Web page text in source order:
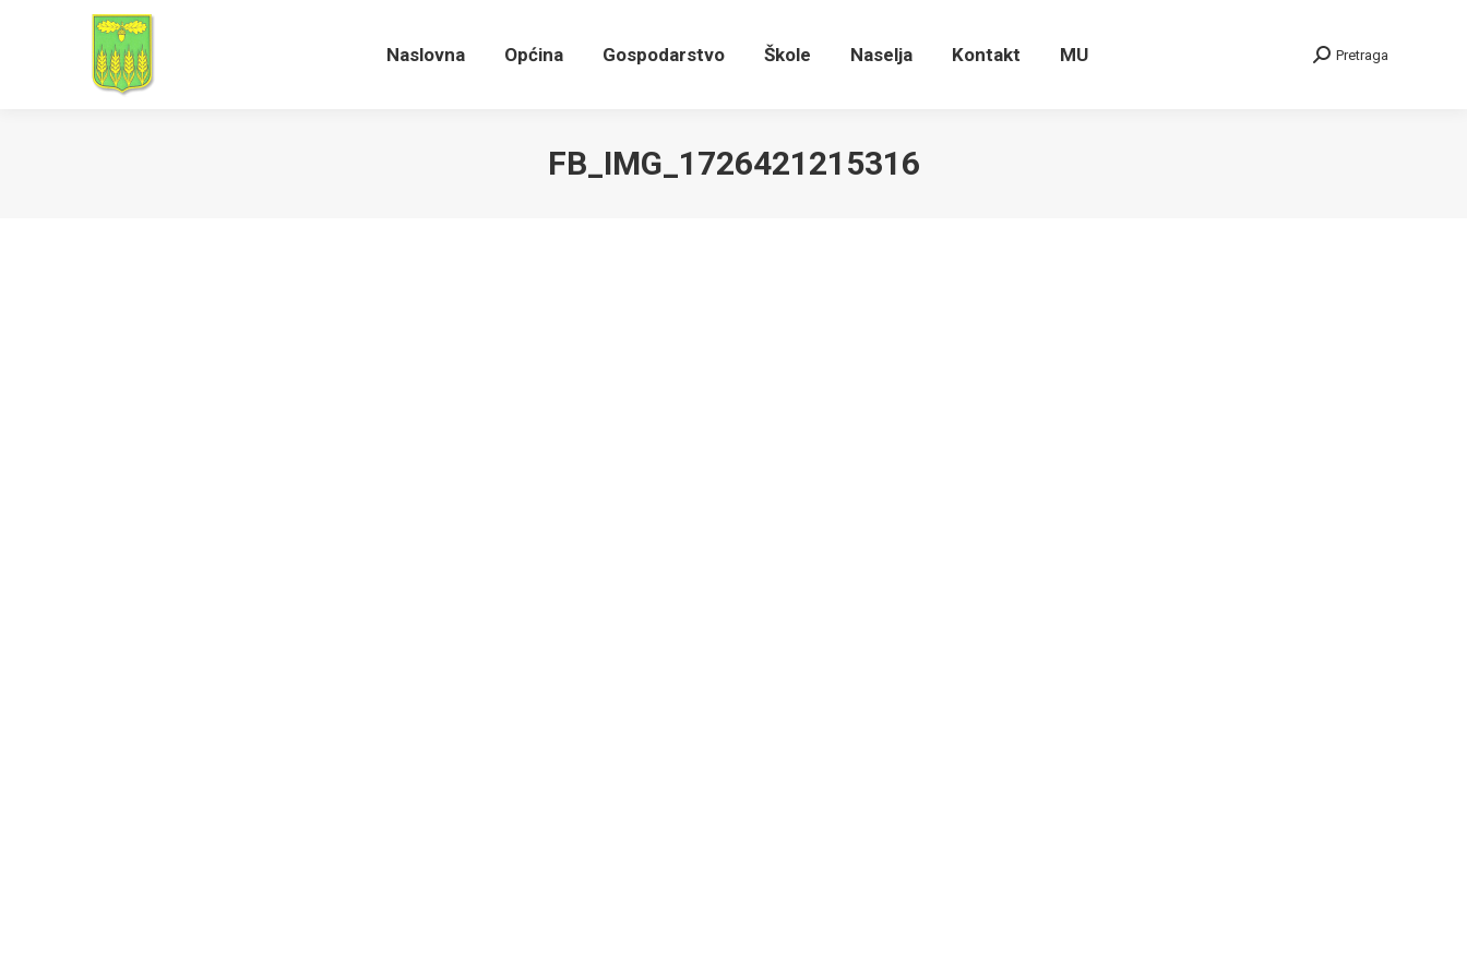
Naslovna Općina Gospodarstvo Škole Naselja Kontakt MU Search:
Pretraga
FB_IMG_1726421215316
Naslovna Općina Gospodarstvo Škole Naselja Kontakt MU Search: